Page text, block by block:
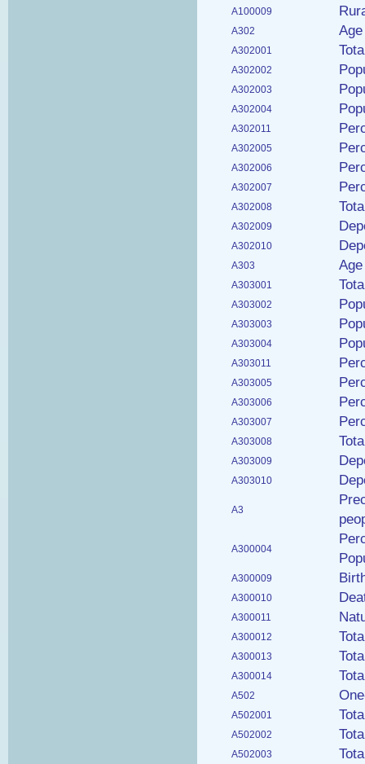
A100009
A302
A302001
A302002
A302003
A302004
A302011
A302005
A302006
A302007
A302008
A302009
A302010
A303
A303001
A303002
A303003
A303004
A303011
A303005
A303006
A303007
A303008
A303009
A303010
A3
A300004
A300009
A300010
A300011
A300012
A300013
A300014
A502
A502001
A502002
A502003